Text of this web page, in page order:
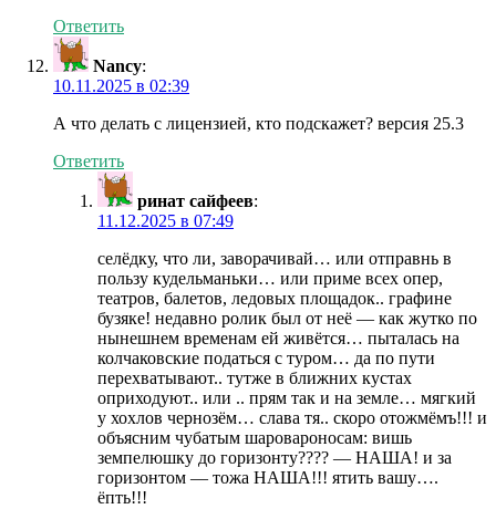
Ответить
Nancy:
10.11.2025 в 02:39
А что делать с лицензией, кто подскажет? версия 25.3
Ответить
ринат сайфеев:
11.12.2025 в 07:49
селёдку, что ли, заворачивай… или отправнь в
пользу кудельманьки… или приме всех опер,
театров, балетов, ледовых площадок.. графине
бузяке! недавно ролик был от неё — как жутко по
нынешнем временам ей живётся… пыталась на
колчаковские податься с туром… да по пути
перехватывают.. тутже в ближних кустах
оприходуют.. или .. прям так и на земле… мягкий
у хохлов чернозём… слава тя.. скоро отожмёмъ!!! и
объясним чубатым шаровароносам: вишь
земпелюшку до горизонту???? — НАША! и за
горизонтом — тожа НАША!!! ятить вашу….
ёпть!!!